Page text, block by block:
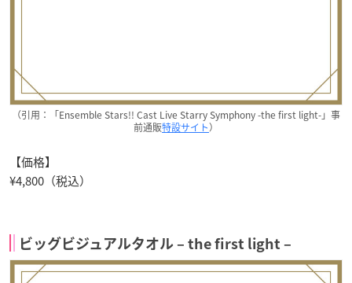
（引用：「Ensemble Stars!! Cast Live Starry Symphony -the first light-」事
前通販特設サイト）
【価格】
¥4,800（税込）
ビッグビジュアルタオル – the first light –